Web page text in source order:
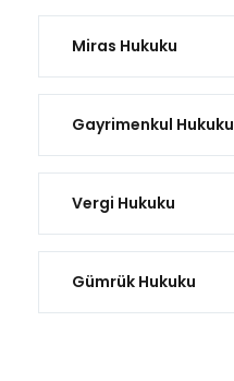
Miras Hukuku
Gayrimenkul Hukuku
Vergi Hukuku
Gümrük Hukuku